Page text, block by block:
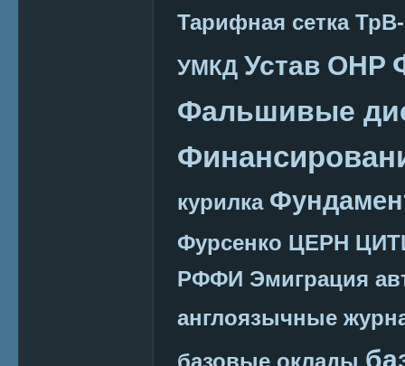
Тарифная сетка
УМКД Устав ОНР
Фальшивые
курилка
Фурсенко ЦЕРН
РФФИ Эмиграция
англоязычные
базовые оклады